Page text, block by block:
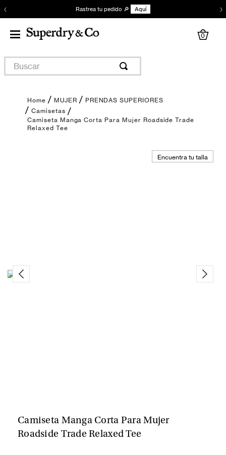
‹ Rastrea tu pedido 🔎 Aquí ›
0
Buscar
MUJER
PRENDAS SUPERIORES
Camisetas
Camiseta Manga Corta Para Mujer Roadside Trade
Relaxed Tee
Encuentra tu talla
Camiseta Manga Corta Para Mujer
Roadside Trade Relaxed Tee